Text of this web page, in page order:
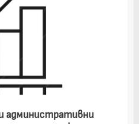
административни